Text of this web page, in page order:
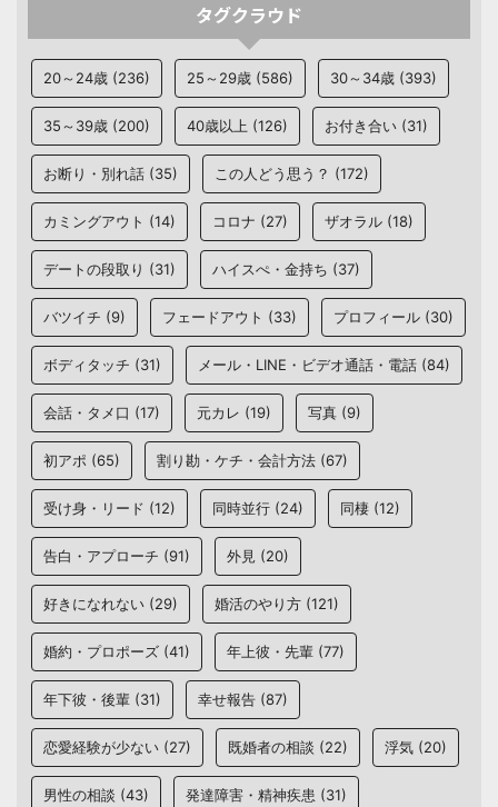
タグクラウド
20～24歳 (236) 25～29歳 (586) 30～34歳 (393)
35～39歳 (200) 40歳以上 (126) お付き合い (31)
お断り・別れ話 (35) この人どう思う？ (172)
カミングアウト (14) コロナ (27) ザオラル (18)
デートの段取り (31) ハイスぺ・金持ち (37)
バツイチ (9) フェードアウト (33) プロフィール (30)
ボディタッチ (31) メール・LINE・ビデオ通話・電話 (84)
会話・タメ口 (17) 元カレ (19) 写真 (9)
初アポ (65) 割り勘・ケチ・会計方法 (67)
受け身・リード (12) 同時並行 (24) 同棲 (12)
告白・アプローチ (91) 外見 (20)
好きになれない (29) 婚活のやり方 (121)
婚約・プロポーズ (41) 年上彼・先輩 (77)
年下彼・後輩 (31) 幸せ報告 (87)
恋愛経験が少ない (27) 既婚者の相談 (22) 浮気 (20)
男性の相談 (43) 発達障害・精神疾患 (31)